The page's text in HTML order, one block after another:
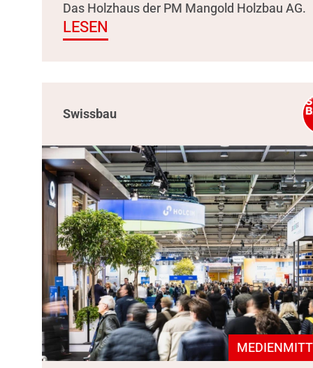
Das Holzhaus der PM Mangold Holzbau AG.
LESEN
Swissbau